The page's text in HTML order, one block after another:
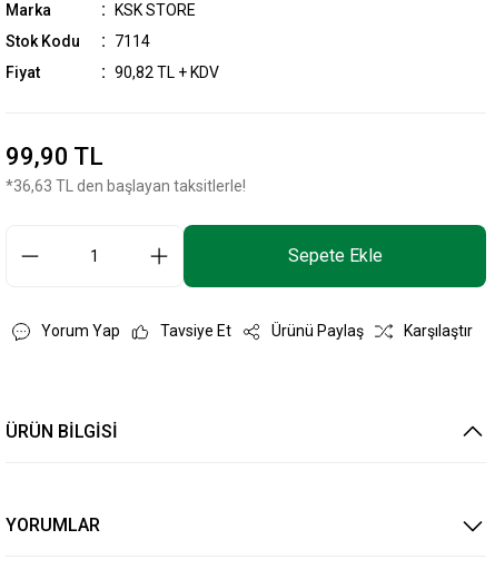
Marka
KSK STORE
Stok Kodu
7114
Fiyat
90,82 TL + KDV
99,90 TL
*36,63 TL den başlayan taksitlerle!
Sepete Ekle
Yorum Yap Tavsiye Et Ürünü Paylaş Karşılaştır
ÜRÜN BİLGİSİ
YORUMLAR